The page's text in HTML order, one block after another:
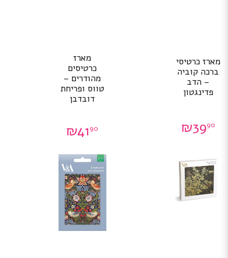
מארז כרטיסי
ברכה קוביה
– הדב
פדינגטון
₪3990
מארז
כרטיסים
מהודרים –
טווס ופריחת
דובדבן
₪4190